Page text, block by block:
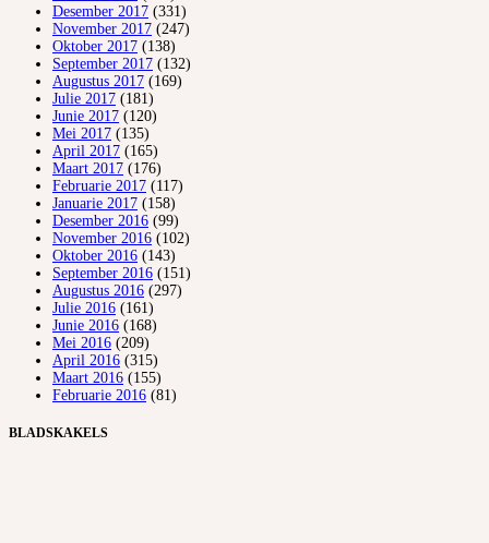
Desember 2017 (331)
November 2017 (247)
Oktober 2017 (138)
September 2017 (132)
Augustus 2017 (169)
Julie 2017 (181)
Junie 2017 (120)
Mei 2017 (135)
April 2017 (165)
Maart 2017 (176)
Februarie 2017 (117)
Januarie 2017 (158)
Desember 2016 (99)
November 2016 (102)
Oktober 2016 (143)
September 2016 (151)
Augustus 2016 (297)
Julie 2016 (161)
Junie 2016 (168)
Mei 2016 (209)
April 2016 (315)
Maart 2016 (155)
Februarie 2016 (81)
BLADSKAKELS